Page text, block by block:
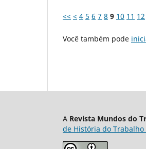
<< < 4 5 6 7 8 9 10 11 12
Você também pode
A Revista Mundos do
de História do Trabalho